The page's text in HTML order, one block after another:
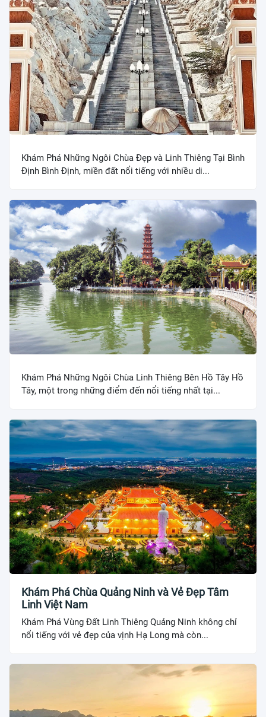
Khám Phá Những Ngôi Chùa Đẹp và Linh Thiêng Tại Bình
Định Bình Định, miền đất nổi tiếng với nhiều di...
Khám Phá Những Ngôi Chùa Linh Thiêng Bên Hồ Tây Hồ
Tây, một trong những điểm đến nổi tiếng nhất tại...
Khám Phá Chùa Quảng Ninh và Vẻ Đẹp Tâm
Linh Việt Nam
Khám Phá Vùng Đất Linh Thiêng Quảng Ninh không chỉ
nổi tiếng với vẻ đẹp của vịnh Hạ Long mà còn...